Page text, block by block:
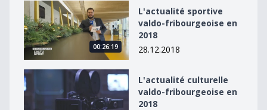
L&#039;actualité sportive valdo-fribourgeoise en 2018
00:26:19
L'actualité sportive
valdo-fribourgeoise en
2018
28.12.2018
L&#039;actualité culturelle valdo-fribourgeoise en
L'actualité culturelle
valdo-fribourgeoise en
2018